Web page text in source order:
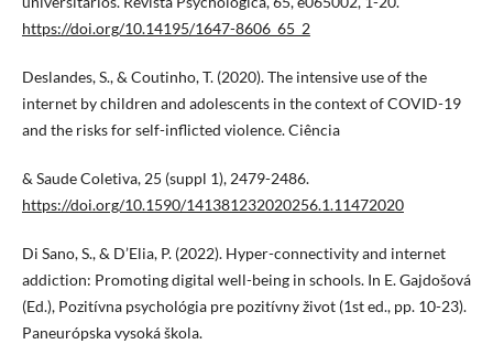
https://doi.org/10.14195/1647-8606_65_2
Deslandes, S., & Coutinho, T. (2020). The intensive use of the
internet by children and adolescents in the context of COVID-19
and the risks for self-inflicted violence. Ciência
& Saude Coletiva, 25 (suppl 1), 2479-2486.
https://doi.org/10.1590/141381232020256.1.11472020
Di Sano, S., & D’Elia, P. (2022). Hyper-connectivity and internet
addiction: Promoting digital well-being in schools. In E. Gajdošová
(Ed.), Pozitívna psychológia pre pozitívny život (1st ed., pp. 10-23).
Paneurópska vysoká škola.